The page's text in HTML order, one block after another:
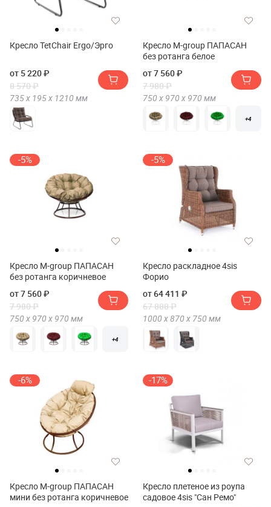
Кресло TetChair Ergo/Эрго
от 5 220 ₽
8 570 ₽
735 х 195 х 1210 мм
Кресло M-group ПАПАСАН
без ротанга белое
от 7 560 ₽
7 980 ₽
750 х 970 х 970 мм
+4
-5%
Кресло M-group ПАПАСАН
без ротанга коричневое
от 7 560 ₽
7 980 ₽
750 х 970 х 970 мм
+4
-5%
Кресло раскладное 4sis
Форио
от 64 411 ₽
67 888 ₽
1000 х870 х 750 мм
-6%
Кресло M-group ПАПАСАН
мини без ротанга коричневое
-17%
Кресло плетеное из роупа
садовое 4sis "Сан Ремо"